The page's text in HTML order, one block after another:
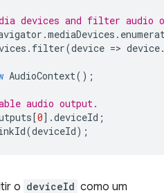
devices and filter audio
.mediaDevices .
. filter(device => device
AudioContext();
audio output.
[0].deviceId ;
(deviceId);
o deviceId como um